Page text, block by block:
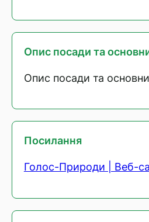
Опис посади та
Опис посади та
Посилання
Голос-Природи | Веб-